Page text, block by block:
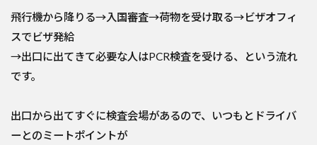
飛行機から降りる→入国審査→荷物を受け取る→ビザオフィ
スでビザ発給
→出口に出てきて必要な人はPCR検査を受ける、という流れ
です。
出口から出てすぐに検査会場があるので、いつもとドライバ
ーとのミートポイントが